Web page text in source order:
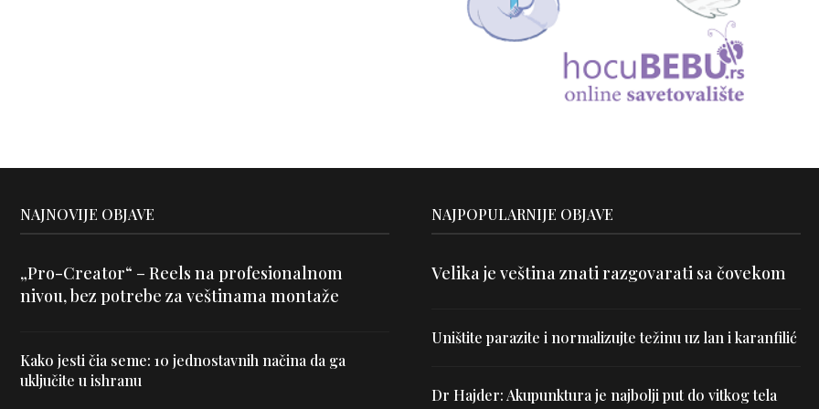
NAJNOVIJE OBJAVE
„Pro-Creator“ – Reels na profesionalnom
nivou, bez potrebe za veštinama montaže
Kako jesti čia seme: 10 jednostavnih načina da ga
uključite u ishranu
NAJPOPULARNIJE OBJAVE
Velika je veština znati razgovarati sa čovekom
Uništite parazite i normalizujte težinu uz lan i karanfilić
Dr Hajder: Akupunktura je najbolji put do vitkog tela